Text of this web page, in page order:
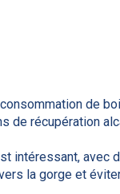
de
de récupération
intéressant, avec
la gorge et